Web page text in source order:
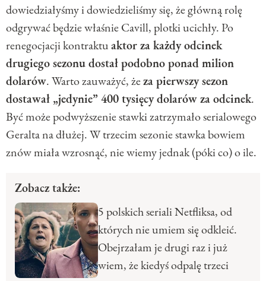
dowiedziałyśmy i dowiedzieliśmy się, że główną rolę
odgrywać będzie właśnie Cavill, plotki ucichły. Po
renegocjacji kontraktuaktor za każdy odcinek
drugiego sezonu dostał podobno ponad milion
dolarów. Warto zauważyć, żeza pierwszy sezon
dostawał „jedynie” 400 tysięcy dolarów za odcinek.
Być może podwyższenie stawki zatrzymało serialowego
Geralta na dłużej. W trzecim sezonie stawka bowiem
znów miała wzrosnąć, nie wiemy jednak (póki co) o ile.
Zobacz także:
5 polskich seriali Netfliksa, od
których nie umiem się odkleić.
Obejrzałam je drugi raz i już
wiem, że kiedyś odpalę trzeci